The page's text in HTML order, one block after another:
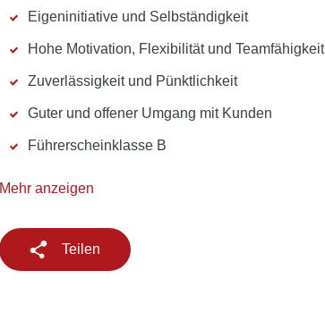
Eigeninitiative und Selbständigkeit
Hohe Motivation, Flexibilität und Teamfähigkeit
Zuverlässigkeit und Pünktlichkeit
Guter und offener Umgang mit Kunden
Führerscheinklasse B
Mehr anzeigen
Teilen